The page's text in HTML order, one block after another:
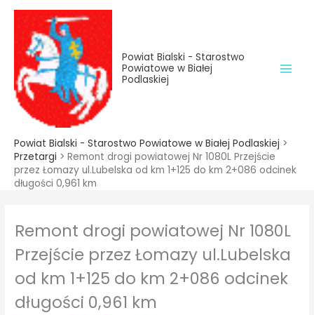
treści
Przejdź
treści
Powiat Bialski - Starostwo
Powiatowe w Białej
Podlaskiej
Powiat Bialski - Starostwo Powiatowe w Białej Podlaskiej >
Przetargi > Remont drogi powiatowej Nr 1080L Przejście
przez Łomazy ul.Lubelska od km 1+125 do km 2+086 odcinek
długości 0,961 km
Remont drogi powiatowej Nr 1080L
Przejście przez Łomazy ul.Lubelska
od km 1+125 do km 2+086 odcinek
długości 0,961 km